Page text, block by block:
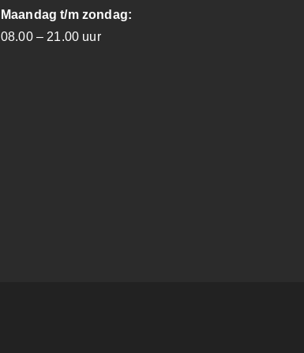
Maandag t/m zondag:
08.00 – 21.00 uur